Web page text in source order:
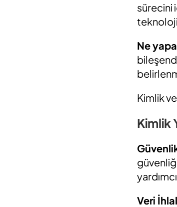
sürecini
Ne
Kimlik
Kimlik
Veri